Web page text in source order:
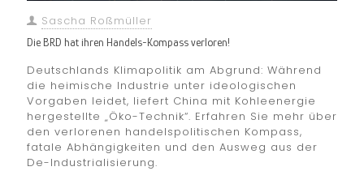
Sascha Roßmüller
Die BRD hat ihren Handels-Kompass verloren!
Deutschlands Klimapolitik am Abgrund: Während
die heimische Industrie unter ideologischen
Vorgaben leidet, liefert China mit Kohleenergie
hergestellte „Öko-Technik“. Erfahren Sie mehr über
den verlorenen handelspolitischen Kompass,
fatale Abhängigkeiten und den Ausweg aus der
De-Industrialisierung.